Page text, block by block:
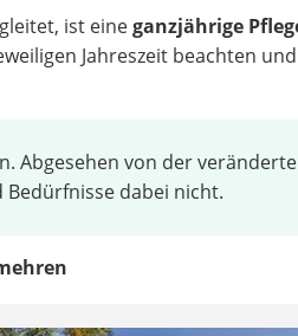
ist eineganzjährige
Jahreszeit beachten und
Abgesehen von der
dabei nicht.